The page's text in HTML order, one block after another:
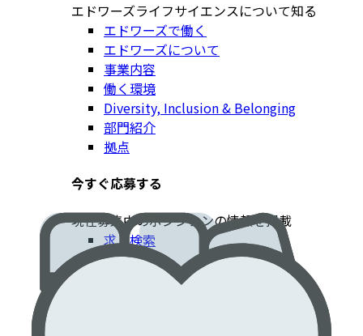
エドワーズライフサイエンスについて知る
エドワーズで働く
エドワーズについて
事業内容
働く環境
Diversity, Inclusion & Belonging
部門紹介
拠点
今すぐ応募する​
現在募集中のポジションの情報を掲載​
求人検索
採用情報
患者さんに貢献するエドワーズでのキャリア​